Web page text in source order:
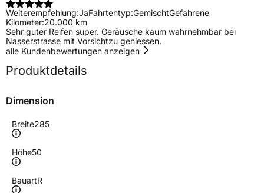
Weiterempfehlung:JaFahrtentyp:GemischtGefahrene
Kilometer:20.000 km
Sehr guter Reifen super. Geräusche kaum wahrnehmbar bei
Nasserstrasse mit Vorsichtzu geniessen.
alle Kundenbewertungen anzeigen
Produktdetails
Dimension
Breite285
Höhe50
BauartR